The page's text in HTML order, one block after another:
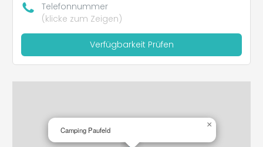
Telefonnummer
(klicke zum Zeigen)
Verfügbarkeit Prüfen
Camping Paufeld
×